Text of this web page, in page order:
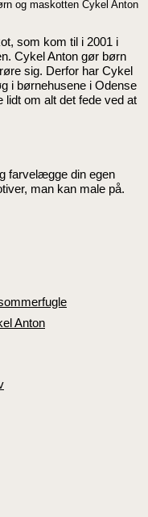
og maskotten Cykel Anton
som kom til i 2001 i
Cykel Anton gør børn
sig. Derfor har Cykel
i børnehusene i Odense
lidt om alt det fede ved at
farvelægge din egen
man kan male på.
Anton